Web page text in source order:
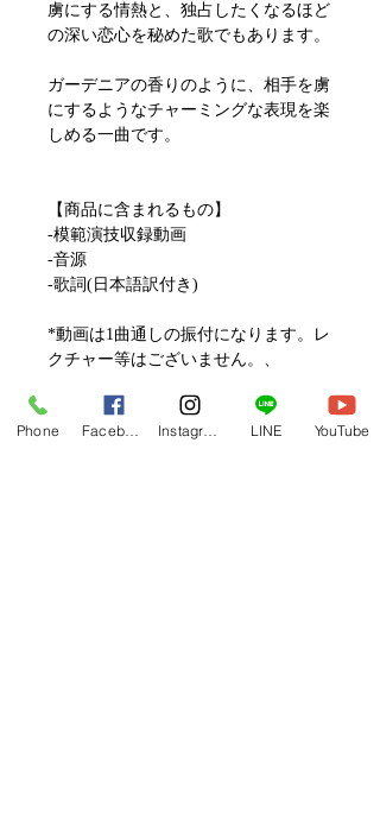
虜にする情熱と、独占したくなるほど
の深い恋心を秘めた歌でもあります。
ガーデニアの香りのように、相手を虜
にするようなチャーミングな表現を楽
しめる一曲です。
【商品に含まれるもの】
-模範演技収録動画
-音源
-歌詞(日本語訳付き)
*動画は1曲通しの振付になります。レ
クチャー等はございません。、
動画セールのご案内
Phone LINE YouTube